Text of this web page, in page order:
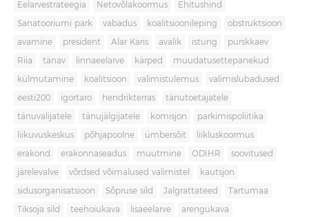
Eelarvestrateegia Netovõlakoormus Ehitushind
Sanatooriumi park vabadus koalitsioonileping obstruktsioon
avamine president Alar Karis avalik istung purskkaev
Riia tänav linnaeelarve kärped muudatusettepanekud
külmutamine koalitsioon valimistulemus valimislubadused
eesti200 igortaro hendrikterras tänutoetajatele
tänuvalijatele tänujälgijatele komisjon parkimispoliitika
liikuvuskeskus põhjapoolne ümbersõit liikluskoormus
erakond erakonnaseadus muutmine ODIHR soovitused
järelevalve võrdsed võimalused valimistel kautsjon
sidusorganisatsioon Sõpruse sild Jalgrattateed Tartumaa
Tiksoja sild teehoiukava lisaeelarve arengukava